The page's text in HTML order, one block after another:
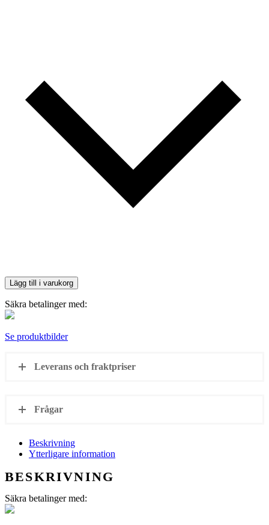
Lägg till i varukorg
Säkra betalinger med:
Se produktbilder
Leverans och fraktpriser
Frågar
Beskrivning
Ytterligare information
BESKRIVNING
Säkra betalinger med: